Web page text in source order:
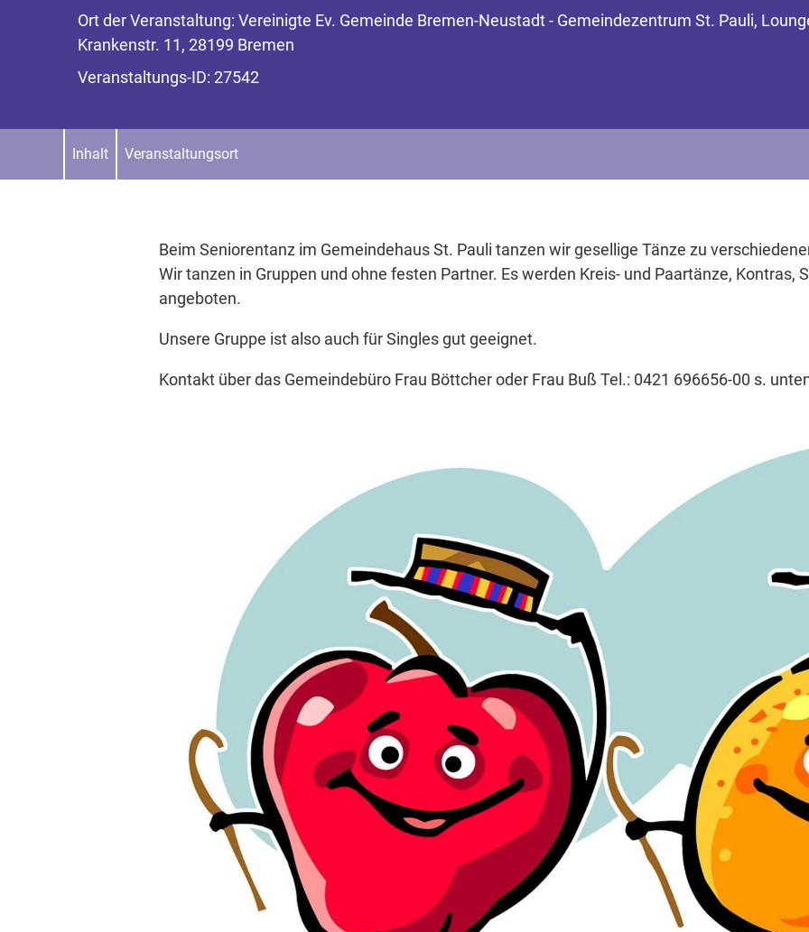
Ort der Veranstaltung: Vereinigte Ev. Gemeinde Bremen-Neustadt - Gemeindezentrum St. Pauli,
Krankenstr. 11, 28199 Bremen
Veranstaltungs-ID: 27542
Inhalt Veranstaltungsort
Beim Seniorentanz im Gemeindehaus St. Pauli tanzen wir gesellige Tänze zu
Wir tanzen in Gruppen und ohne festen Partner. Es werden Kreis- und Paartänze, Kontras,
angeboten.
Unsere Gruppe ist also auch für Singles gut geeignet.
Kontakt über das Gemeindebüro Frau Böttcher oder Frau Buß Tel.: 0421 696656-00 s.